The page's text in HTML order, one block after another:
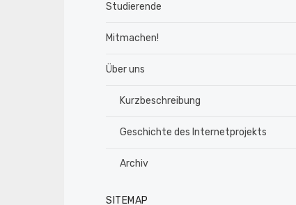
Studierende
Mitmachen!
Über uns
Kurzbeschreibung
Geschichte des Internetprojekts
Archiv
SITEMAP